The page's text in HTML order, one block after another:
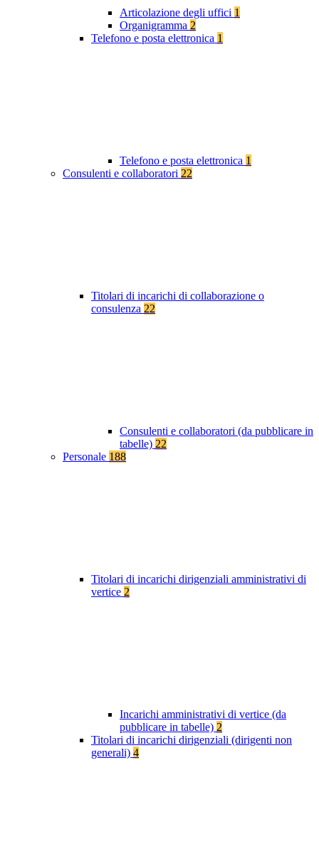
Articolazione degli uffici 1
Organigramma 2
Telefono e posta elettronica 1
Telefono e posta elettronica 1
Consulenti e collaboratori 22
Titolari di incarichi di collaborazione o
consulenza 22
Consulenti e collaboratori (da pubblicare in
tabelle) 22
Personale 188
Titolari di incarichi dirigenziali amministrativi di
vertice 2
Incarichi amministrativi di vertice (da
pubblicare in tabelle) 2
Titolari di incarichi dirigenziali (dirigenti non
generali) 4